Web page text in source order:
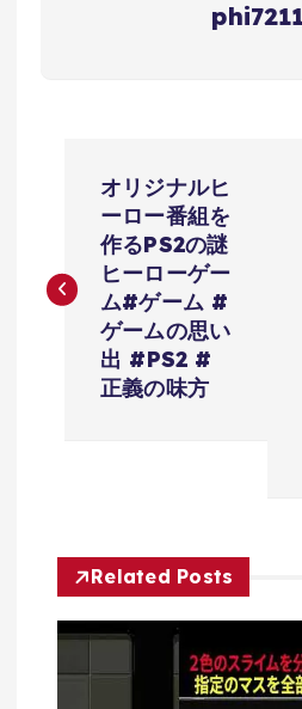
ナ
ョ
ン
オリジナルヒ
ーロー番組を
作るPS2の謎
ヒーローゲー
ム#ゲーム #
ゲームの思い
出 #PS2 #
正義の味方
Related Posts